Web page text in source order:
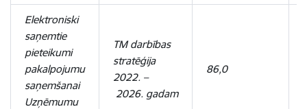
Elektroniski
saņemtie
pieteikumi
pakalpojumu
saņemšanai
Uzņēmumu
TM darbības
stratēģija
2022. –
2026. gadam
86,0